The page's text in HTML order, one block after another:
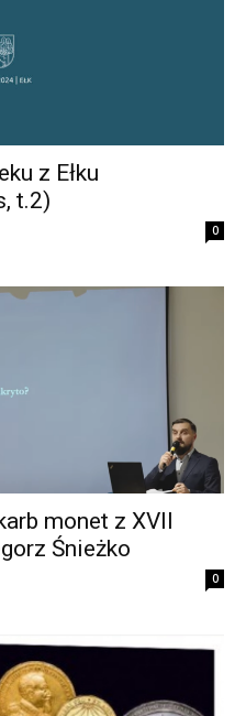
z Ełku
t.2)
0
monet z XVII
Śnieżko
0